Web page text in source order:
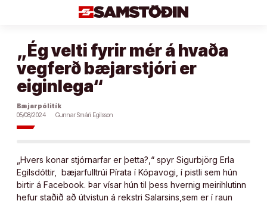
„Ég velti fyrir mér á hvaða
vegferð bæjarstjóri er
eiginlega“
Bæjarpólitík
05/08/2024
Gunnar Smári Egilsson
„Hvers konar stjórnarfar er þetta?,“ spyr Sigurbjörg Erla
Egilsdóttir, bæjarfulltrúi Pírata í Kópavogi, í pistli sem hún
birtir á Facebook. Þar vísar hún til þess hvernig meirihlutinn
hefur staðið að útvistun á rekstri Salarsins,sem er í raun